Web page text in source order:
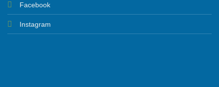
Facebook
Instagram